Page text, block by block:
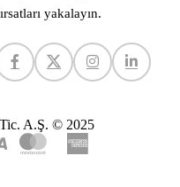
yakalayın.
A.Ş. © 2025